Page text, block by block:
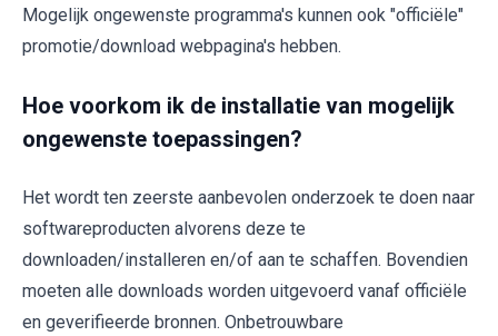
Mogelijk ongewenste programma's kunnen ook "officiële"
promotie/download webpagina's hebben.
Hoe voorkom ik de installatie van mogelijk
ongewenste toepassingen?
Het wordt ten zeerste aanbevolen onderzoek te doen naar
softwareproducten alvorens deze te
downloaden/installeren en/of aan te schaffen. Bovendien
moeten alle downloads worden uitgevoerd vanaf officiële
en geverifieerde bronnen. Onbetrouwbare